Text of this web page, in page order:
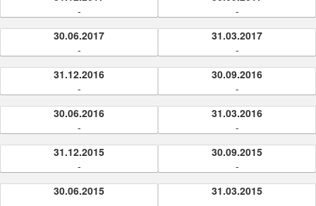
-
-
30.06.2017
-
31.03.2017
-
31.12.2016
-
30.09.2016
-
30.06.2016
-
31.03.2016
-
31.12.2015
-
30.09.2015
-
30.06.2015
31.03.2015